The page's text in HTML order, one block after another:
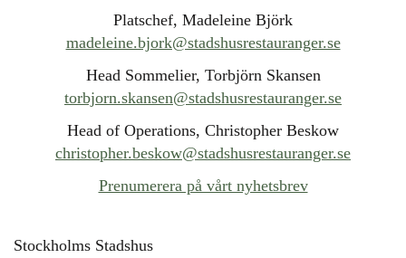
Platschef, Madeleine Björk
madeleine.bjork@stadshusrestauranger.se
Head Sommelier, Torbjörn Skansen
torbjorn.skansen@stadshusrestauranger.se
Head of Operations, Christopher Beskow
christopher.beskow@stadshusrestauranger.se
Prenumerera på vårt nyhetsbrev
Stockholms Stadshus